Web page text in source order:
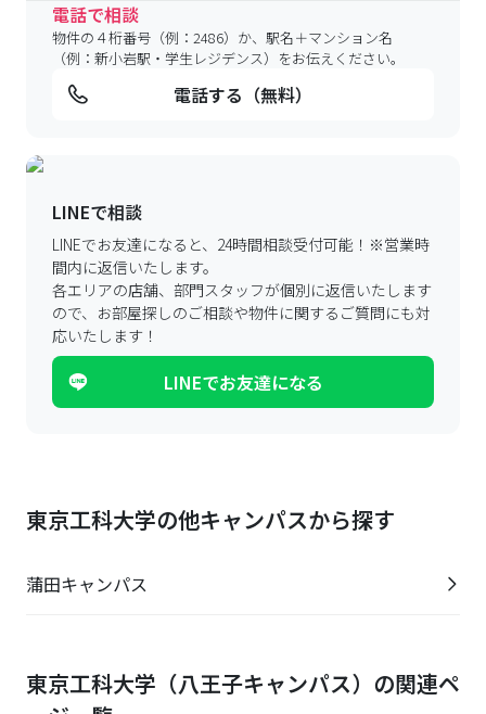
電話で相談
物件の４桁番号（例：2486）か、駅名＋マンション名
（例：新小岩駅・学生レジデンス）をお伝えください。
電話する（無料）
LINEで相談
LINEでお友達になると、24時間相談受付可能！ ※営業時
間内に返信いたします。
各エリアの店舗、部門スタッフが個別に返信いたします
ので、 お部屋探しのご相談や物件に関するご質問にも対
応いたします！
LINEでお友達になる
東京工科大学の他キャンパスから探す
蒲田キャンパス
東京工科大学（八王子キャンパス）の関連ペ